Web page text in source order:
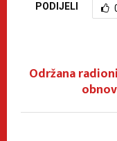
PODIJELI
Održana